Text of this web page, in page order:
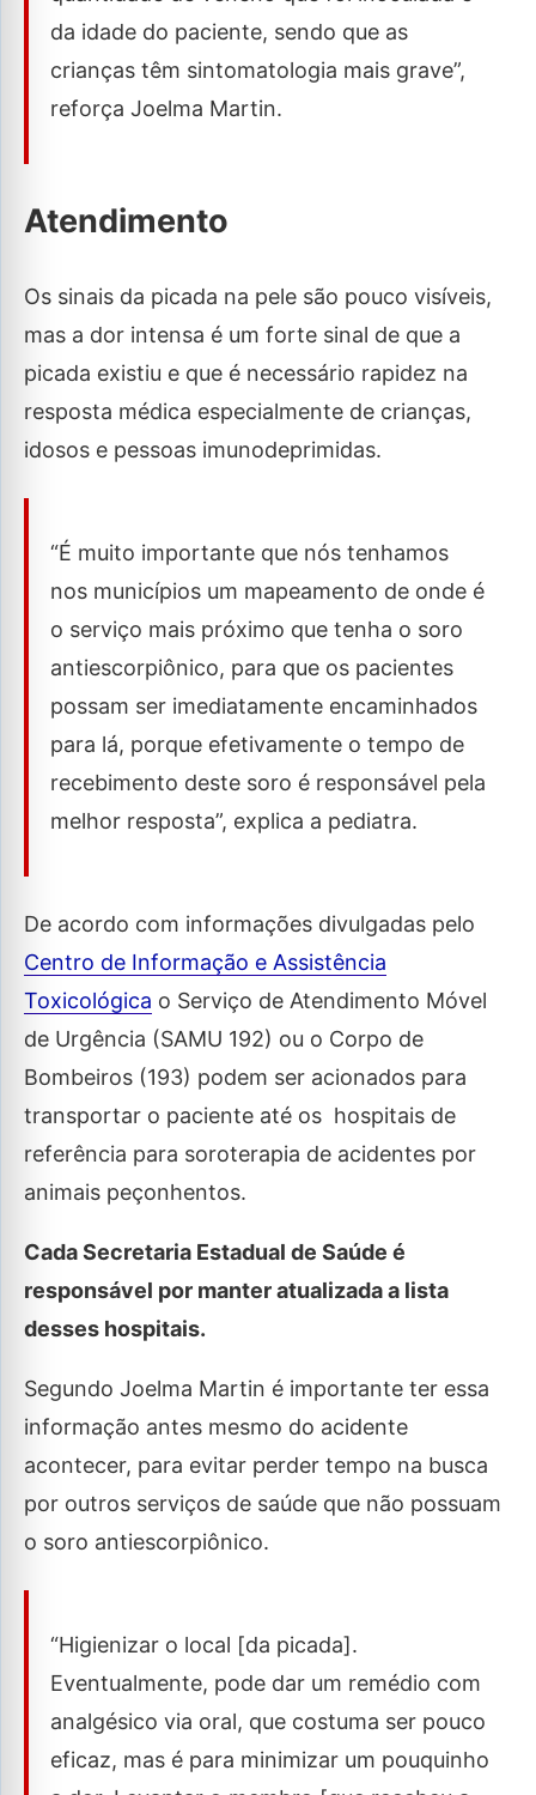
da idade do paciente, sendo que as
crianças têm sintomatologia mais grave”,
reforça Joelma Martin.
Atendimento
Os sinais da picada na pele são pouco visíveis,
mas a dor intensa é um forte sinal de que a
picada existiu e que é necessário rapidez na
resposta médica especialmente de crianças,
idosos e pessoas imunodeprimidas.
“É muito importante que nós tenhamos
nos municípios um mapeamento de onde é
o serviço mais próximo que tenha o soro
antiescorpiônico, para que os pacientes
possam ser imediatamente encaminhados
para lá, porque efetivamente o tempo de
recebimento deste soro é responsável pela
melhor resposta”, explica a pediatra.
De acordo com informações divulgadas pelo
Centro de Informação e Assistência
Toxicológica o Serviço de Atendimento Móvel
de Urgência (SAMU 192) ou o Corpo de
Bombeiros (193) podem ser acionados para
transportar o paciente até os hospitais de
referência para soroterapia de acidentes por
animais peçonhentos.
Cada Secretaria Estadual de Saúde é
responsável por manter atualizada a lista
desses hospitais.
Segundo Joelma Martin é importante ter essa
informação antes mesmo do acidente
acontecer, para evitar perder tempo na busca
por outros serviços de saúde que não possuam
o soro antiescorpiônico.
“Higienizar o local [da picada].
Eventualmente, pode dar um remédio com
analgésico via oral, que costuma ser pouco
eficaz, mas é para minimizar um pouquinho